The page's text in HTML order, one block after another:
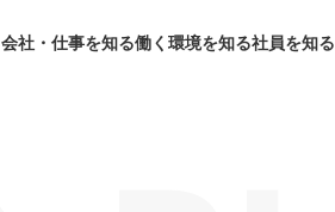
会社・仕事を知る働く環境を知る社員を知る